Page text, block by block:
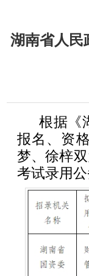
湖南省人民
根据《
报名、资
梦、徐梓
考试录用